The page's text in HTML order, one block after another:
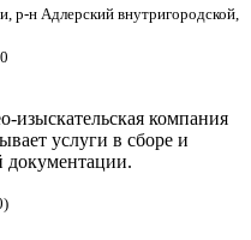
р-н Адлерский внутригородской,
изыскательская компания
услуги в сборе и
документации.